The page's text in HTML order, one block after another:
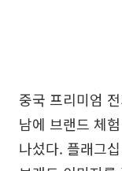
중국 프리미엄
남에 브랜드 체
나섰다. 플래그